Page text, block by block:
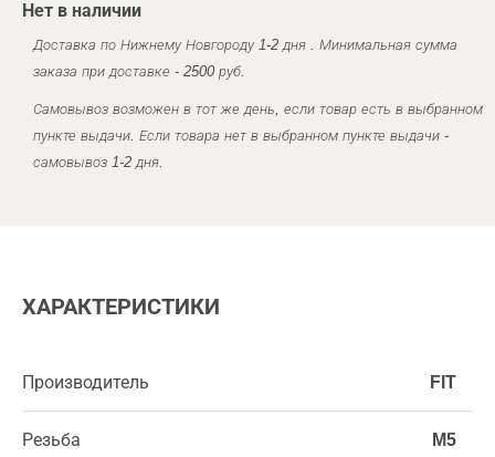
Нет в наличии
Доставка по Нижнему Новгороду 1-2 дня . Минимальная сумма
заказа при доставке - 2500 руб.
Самовывоз возможен в тот же день, если товар есть в выбранном
пункте выдачи. Если товара нет в выбранном пункте выдачи -
самовывоз 1-2 дня.
ХАРАКТЕРИСТИКИ
Производитель FIT
Резьба M5